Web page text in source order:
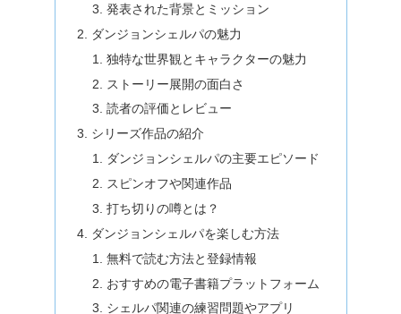
発表された背景とミッション
ダンジョンシェルパの魅力
独特な世界観とキャラクターの魅力
ストーリー展開の面白さ
読者の評価とレビュー
シリーズ作品の紹介
ダンジョンシェルパの主要エピソード
スピンオフや関連作品
打ち切りの噂とは？
ダンジョンシェルパを楽しむ方法
無料で読む方法と登録情報
おすすめの電子書籍プラットフォーム
シェルパ関連の練習問題やアプリ